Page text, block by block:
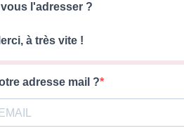
l'adresser ?
à très vite !
adresse mail ?